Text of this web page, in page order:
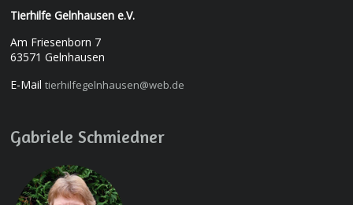
Tierhilfe Gelnhausen e.V.
Am Friesenborn 7
63571 Gelnhausen
E-Mailtierhilfegelnhausen@web.de
Gabriele Schmiedner